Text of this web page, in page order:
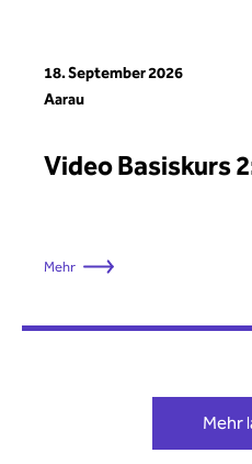
18. September 2026
Aarau
Video Basiskurs
Mehr
Mehr